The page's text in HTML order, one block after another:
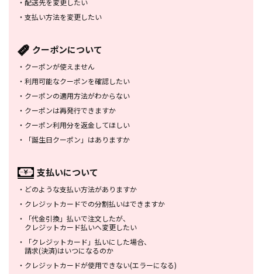
・ 配送先を変更したい
・ 支払い方法を変更したい
クーポンについて
・ クーポンが使えません
・ 利用可能なクーポンを確認したい
・ クーポンの適用方法がわからない
・ クーポンは再発行できますか
・ クーポン利用分を返金してほしい
・
「誕生日クーポン」はありますか
支払いについて
・ どのような支払い方法がありますか
・ クレジットカードでの分割払いはできますか
・
「代金引換」払いで注文したが、
クレジットカード払いへ変更したい
・
「クレジットカード」払いにした場合、
請求(決済)はいつになるのか
・ クレジットカードが使用できない(エラーになる)